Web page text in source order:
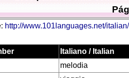
http://www.101languages.net/
Italiano / Italian
melodia